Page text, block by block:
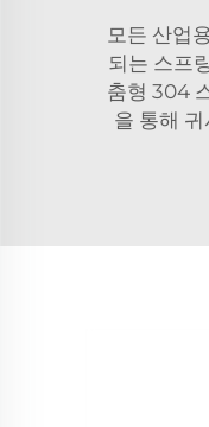
모든 산업
되는 스프
춤형 304
을 통해